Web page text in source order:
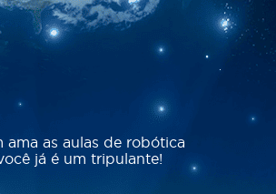
da Tecnologia
prontos para
ama as aulas de robótica
já é um tripulante!